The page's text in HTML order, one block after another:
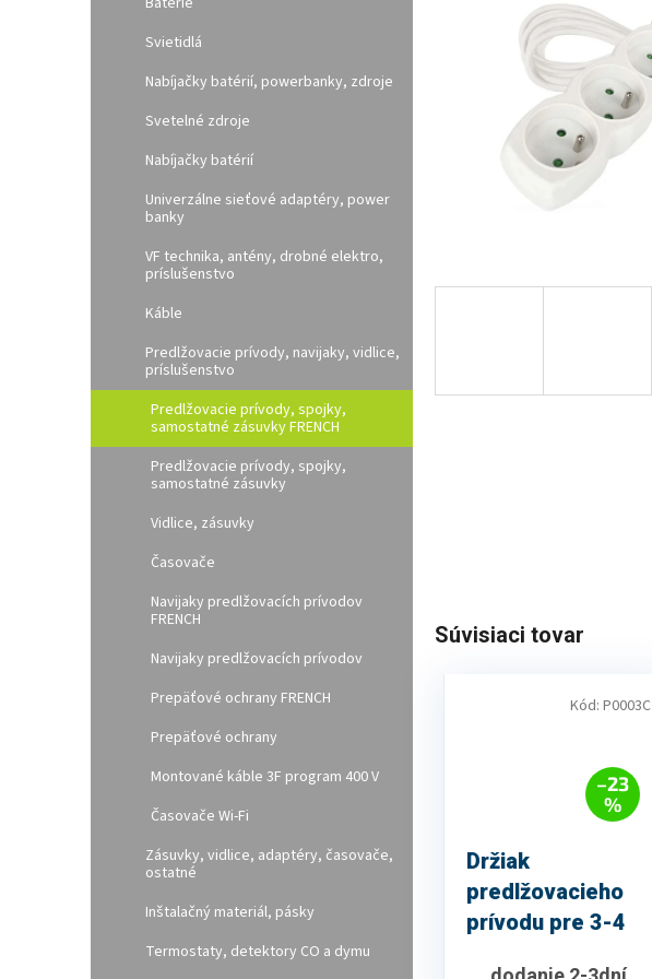
Svietidlá
Nabíjačky batérií, powerbanky, zdroje
Svetelné zdroje
Nabíjačky batérií
Univerzálne sieťové adaptéry, power
banky
VF technika, antény, drobné elektro,
príslušenstvo
Káble
Predlžovacie prívody, navijaky, vidlice,
príslušenstvo
Predlžovacie prívody, spojky,
samostatné zásuvky FRENCH
Predlžovacie prívody, spojky,
samostatné zásuvky
Vidlice, zásuvky
Časovače
Navijaky predlžovacích prívodov
FRENCH
Navijaky predlžovacích prívodov
Prepäťové ochrany FRENCH
Prepäťové ochrany
Montované káble 3F program 400 V
Časovače Wi-Fi
Zásuvky, vidlice, adaptéry, časovače,
ostatné
Inštalačný materiál, pásky
Termostaty, detektory CO a dymu
Súvisiaci tovar
–23
%
Držiak
predlžovacieho
prívodu pre 3-4
Kód:P0003C